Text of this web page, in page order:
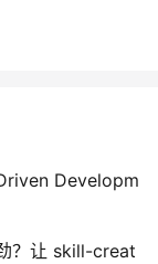
Developm
？让 skill-creat